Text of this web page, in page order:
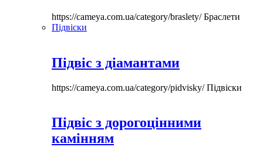
https://cameya.com.ua/category/braslety/Браслети
Підвіски
Підвіс з діамантами
https://cameya.com.ua/category/pidvisky/Підвіски
Підвіс з дорогоцінними
камінням